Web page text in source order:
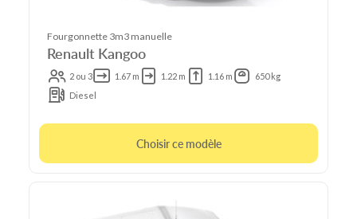
Fourgonnette 3m3 manuelle
Renault Kangoo
2 ou 3 1.67 m 1.22 m 1.16 m
650 kg
Diesel
Choisir ce modèle